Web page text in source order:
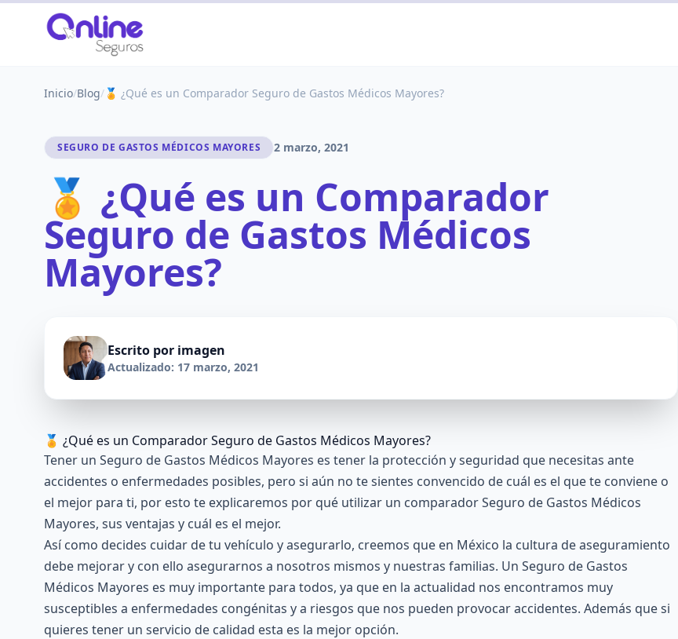
Inicio/Blog/ 🏅 ¿Qué es un Comparador Seguro de Gastos Médicos Mayores?
SEGURO DE GASTOS MÉDICOS MAYORES 2 marzo, 2021
🏅 ¿Qué es un Comparador
Seguro de Gastos Médicos
Mayores?
Escrito por imagen
Actualizado: 17 marzo, 2021
🏅 ¿Qué es un Comparador Seguro de Gastos Médicos Mayores?
Tener un Seguro de Gastos Médicos Mayores es tener la protección y seguridad que necesitas ante
accidentes o enfermedades posibles, pero si aún no te sientes convencido de cuál es el que te conviene o
el mejor para ti, por esto te explicaremos por qué utilizar un comparador Seguro de Gastos Médicos
Mayores, sus ventajas y cuál es el mejor.
Así como decides cuidar de tu vehículo y asegurarlo, creemos que en México la cultura de aseguramiento
debe mejorar y con ello asegurarnos a nosotros mismos y nuestras familias. Un Seguro de Gastos
Médicos Mayores es muy importante para todos, ya que en la actualidad nos encontramos muy
susceptibles a enfermedades congénitas y a riesgos que nos pueden provocar accidentes. Además que si
quieres tener un servicio de calidad esta es la mejor opción.